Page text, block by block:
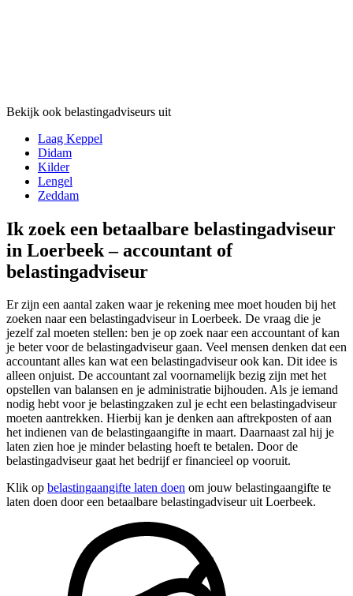
Bekijk ook belastingadviseurs uit
Laag Keppel
Didam
Kilder
Lengel
Zeddam
Ik zoek een betaalbare belastingadviseur
in Loerbeek – accountant of
belastingadviseur
Er zijn een aantal zaken waar je rekening mee moet houden bij het
zoeken naar een belastingadviseur in Loerbeek. De vraag die je
jezelf zal moeten stellen: ben je op zoek naar een accountant of kan
je beter voor de belastingadviseur gaan. Veel mensen denken dat een
accountant alles kan wat een belastingadviseur ook kan. Dit idee is
alleen onjuist. De accountant zal voornamelijk bezig zijn met het
opstellen van balansen en je administratie bijhouden. Als je iemand
nodig hebt voor je belastingzaken zul je echt een belastingadviseur
moeten aantrekken. Hierbij kan je denken aan aftrekposten of aan
het indienen van de belastingaangifte in maart. Daarnaast zal hij je
laten zien hoe je minder belasting hoeft te betalen. Door de
belastingadviseur gaat het bedrijf er financieel op vooruit.
Klik op belastingaangifte laten doen om jouw belastingaangifte te
laten doen door een betaalbare belastingadviseur uit Loerbeek.